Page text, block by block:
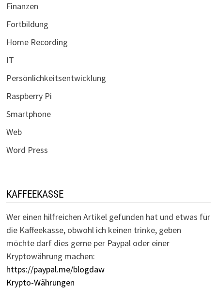
Finanzen
Fortbildung
Home Recording
IT
Persönlichkeitsentwicklung
Raspberry Pi
Smartphone
Web
Word Press
KAFFEEKASSE
Wer einen hilfreichen Artikel gefunden hat und etwas für
die Kaffeekasse, obwohl ich keinen trinke, geben
möchte darf dies gerne per Paypal oder einer
Kryptowährung machen:
https://paypal.me/blogdaw
Krypto-Währungen